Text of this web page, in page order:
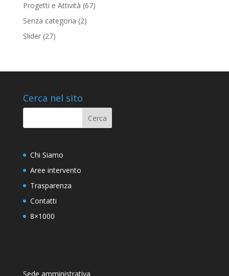
Progetti e Attività (67)
Senza categoria (2)
Slider(27)
Cerca nel sito
Chi Siamo
Aree intervento
Trasparenza
Contatti
8×1000
Sede amministrativa